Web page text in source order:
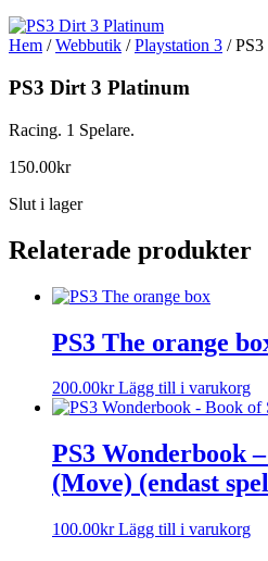
Hem /Webbutik /Playstation 3 /
PS3 Dirt 3 Platinum
Racing. 1 Spelare.
150.00kr
Slut i lager
Relaterade produkter
PS3 The orange
200.00kr Lägg till i varukorg
PS3 Wonderbook
(Move) (endast
100.00kr Lägg till i varukorg